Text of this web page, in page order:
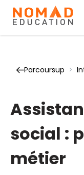
Parcoursup >
social :
métier